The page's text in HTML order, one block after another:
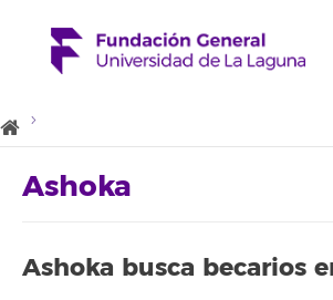
Ashoka
Ashoka busca becarios